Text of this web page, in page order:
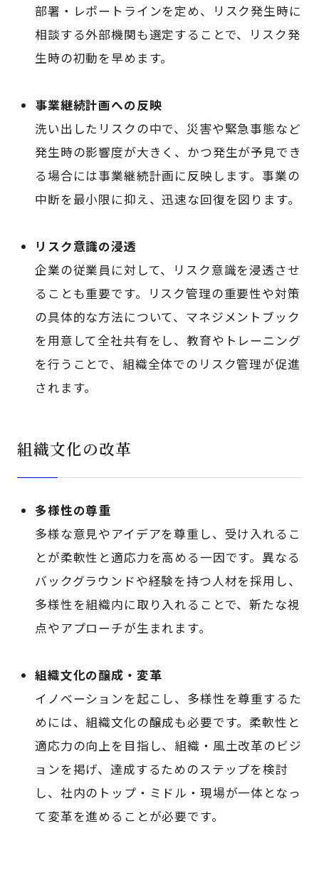
部署・レポートラインを定め、リスク発生時に
相談する外部機関も選定することで、リスク発
生時の初動を早めます。
事業継続計画への反映
洗い出したリスクの中で、災害や緊急事態など
発生時の影響度が大きく、かつ発生が予見でき
る場合には事業継続計画に反映します。事業の
中断を最小限に抑え、迅速な回復を図ります。
リスク意識の浸透
企業の従業員に対して、リスク意識を浸透させ
ることも重要です。リスク管理の重要性や対策
の具体的な方法について、マネジメントブック
を用意して全社共有をし、教育やトレーニング
を行うことで、組織全体でのリスク管理が促進
されます。
組織文化の改革
多様性の尊重
多様な意見やアイデアを尊重し、受け入れるこ
とが柔軟性と適応力を高める一因です。異なる
バックグラウンドや経験を持つ人材を採用し、
多様性を組織内に取り入れることで、新たな視
点やアプローチが生まれます。
組織文化の醸成・変革
イノベーションを起こし、多様性を尊重するた
めには、組織文化の醸成も必要です。柔軟性と
適応力の向上を目指し、組織・風土改革のビジ
ョンを掲げ、達成するためのステップを検討
し、社内のトップ・ミドル・現場が一体となっ
て変革を進めることが必要です。